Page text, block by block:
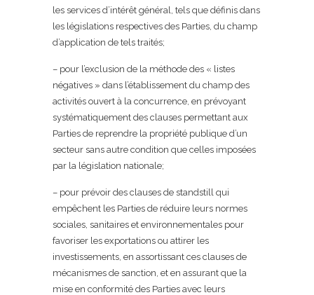
les services d’intérêt général, tels que définis dans
les législations respectives des Parties, du champ
d’application de tels traités;
– pour l’exclusion de la méthode des « listes
négatives » dans l’établissement du champ des
activités ouvert à la concurrence, en prévoyant
systématiquement des clauses permettant aux
Parties de reprendre la propriété publique d’un
secteur sans autre condition que celles imposées
par la législation nationale;
– pour prévoir des clauses de standstill qui
empêchent les Parties de réduire leurs normes
sociales, sanitaires et environnementales pour
favoriser les exportations ou attirer les
investissements, en assortissant ces clauses de
mécanismes de sanction, et en assurant que la
mise en conformité des Parties avec leurs